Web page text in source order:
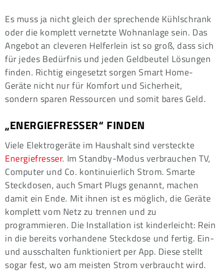
Es muss ja nicht gleich der sprechende Kühlschrank
oder die komplett vernetzte Wohnanlage sein. Das
Angebot an cleveren Helferlein ist so groß, dass sich
für jedes Bedürfnis und jeden Geldbeutel Lösungen
finden. Richtig eingesetzt sorgen Smart Home-
Geräte nicht nur für Komfort und Sicherheit,
sondern sparen Ressourcen und somit bares Geld.
„ENERGIEFRESSER“ FINDEN
Viele Elektrogeräte im Haushalt sind versteckte
Energiefresser. Im Standby-Modus verbrauchen TV,
Computer und Co. kontinuierlich Strom. Smarte
Steckdosen, auch Smart Plugs genannt, machen
damit ein Ende. Mit ihnen ist es möglich, die Geräte
komplett vom Netz zu trennen und zu
programmieren. Die Installation ist kinderleicht: Rein
in die bereits vorhandene Steckdose und fertig. Ein-
und ausschalten funktioniert per App. Diese stellt
sogar fest, wo am meisten Strom verbraucht wird.